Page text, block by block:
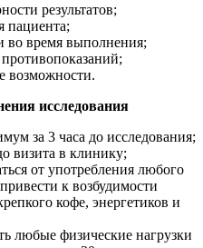
результатов;
пациента;
во время выполнения;
возможности.
исследования
за 3 часа до исследования;
визита в клинику;
от употребления любого
к возбудимости
кофе, энергетиков и
любые физические нагрузки